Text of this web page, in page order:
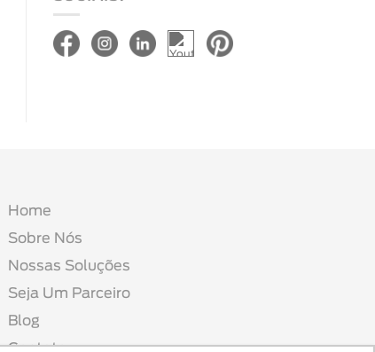
Home
Sobre Nós
Nossas Soluções
Seja Um Parceiro
Blog
Contato